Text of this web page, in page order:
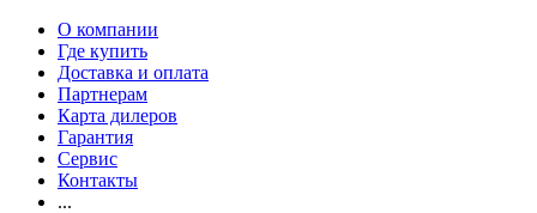
О компании
Где купить
Доставка и оплата
Партнерам
Карта дилеров
Гарантия
Сервис
Контакты
...